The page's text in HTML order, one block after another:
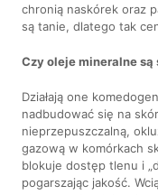
chronią naskórek oraz
są tanie, dlatego tak
Czy oleje mineralne są
Działają one
nadbudować się na
nieprzepuszczalną,
gazową w komórkach
blokuje dostęp tlenu i
pogarszając jakość.